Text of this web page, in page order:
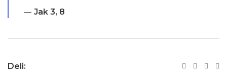
Jak 3, 8
Deli: